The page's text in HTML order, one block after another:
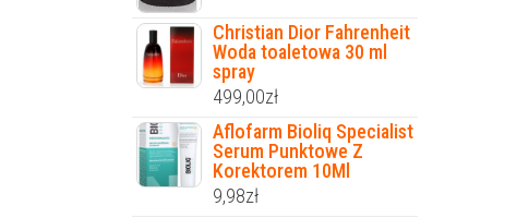
Christian Dior Fahrenheit
Woda toaletowa 30 ml
spray
499,00zł
Aflofarm Bioliq Specialist
Serum Punktowe Z
Korektorem 10Ml
9,98zł